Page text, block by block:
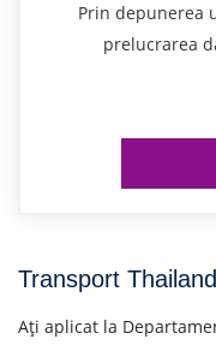
Prin depunerea
prelucrarea
Transport
Ați aplicat la